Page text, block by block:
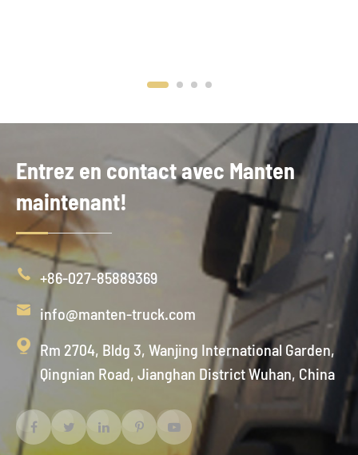
Entrez en contact avec Manten
maintenant!
 +86-027-85889369
 info@manten-truck.com

Rm 2704, Bldg 3, Wanjing International Garden,
Qingnian Road, Jianghan District Wuhan, China